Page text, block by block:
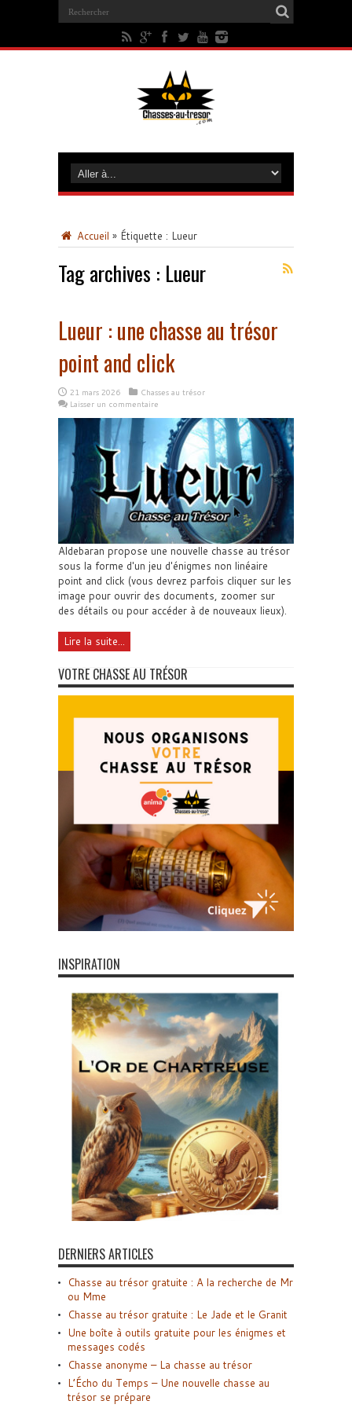
Accueil » Étiquette : Lueur
Tag archives : Lueur
Lueur : une chasse au trésor
point and click
21 mars 2026
Chasses au trésor
Laisser un commentaire
Aldebaran propose une nouvelle chasse au trésor
sous la forme d'un jeu d'énigmes non linéaire
point and click (vous devrez parfois cliquer sur les
image pour ouvrir des documents, zoomer sur
des détails ou pour accéder à de nouveaux lieux).
Lire la suite...
VOTRE CHASSE AU TRÉSOR
INSPIRATION
DERNIERS ARTICLES
Chasse au trésor gratuite : A la recherche de Mr
ou Mme
Chasse au trésor gratuite : Le Jade et le Granit
Une boîte à outils gratuite pour les énigmes et
messages codés
Chasse anonyme – La chasse au trésor
L’Écho du Temps – Une nouvelle chasse au
trésor se prépare